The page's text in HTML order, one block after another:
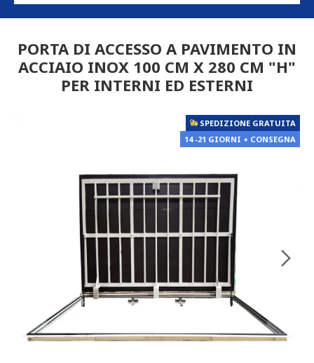
PORTA DI ACCESSO A PAVIMENTO IN
ACCIAIO INOX 100 CM X 280 CM "H"
PER INTERNI ED ESTERNI
SPEDIZIONE GRATUITA
14 -21 GIORNI + CONSEGNA